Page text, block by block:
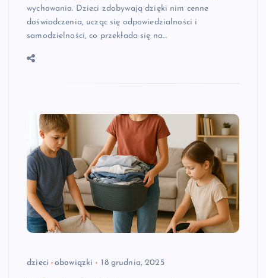
wychowania. Dzieci zdobywają dzięki nim cenne
doświadczenia, ucząc się odpowiedzialności i
samodzielności, co przekłada się na…
dzieci obowiązki 18 grudnia, 2025